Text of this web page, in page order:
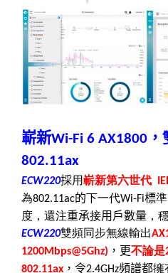
嶄新Wi-Fi 6 AX1800 ，
802.11ax
ECW220採用嶄新第六世代
為802.11ac的下一代Wi-Fi標準
度，還注重承接用戶數量 ，
ECW220雙頻同步無線輸出
1200Mbps@5Ghz) ，更不論是
802.11ax ，令2.4GHz頻譜都擁